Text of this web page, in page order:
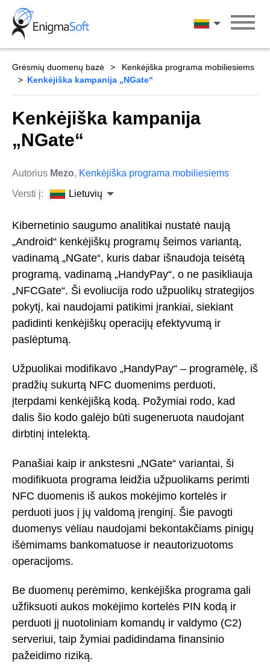
Skip
content
Lietuvių
Grėsmių duomenų bazė
Kenkėjiška programa mobiliesiems
Kenkėjiška kampanija „NGate“
Kenkėjiška kampanija
„NGate“
Autorius Mezo, Kenkėjiška programa mobiliesiems
Versti į:
Lietuvių
Kibernetinio saugumo analitikai nustatė naują
„Android“ kenkėjiškų programų šeimos variantą,
vadinamą „NGate“, kuris dabar išnaudoja teisėtą
programą, vadinamą „HandyPay“, o ne pasikliauja
„NFCGate“. Ši evoliucija rodo užpuolikų strategijos
pokytį, kai naudojami patikimi įrankiai, siekiant
padidinti kenkėjiškų operacijų efektyvumą ir
paslėptumą.
Užpuolikai modifikavo „HandyPay“ – programėlę, iš
pradžių sukurtą NFC duomenims perduoti,
įterpdami kenkėjišką kodą. Požymiai rodo, kad
dalis šio kodo galėjo būti sugeneruota naudojant
dirbtinį intelektą.
Panašiai kaip ir ankstesni „NGate“ variantai, ši
modifikuota programa leidžia užpuolikams perimti
NFC duomenis iš aukos mokėjimo kortelės ir
perduoti juos į jų valdomą įrenginį. Šie pavogti
duomenys vėliau naudojami bekontakčiams pinigų
išėmimams bankomatuose ir neautorizuotoms
operacijoms.
Be duomenų perėmimo, kenkėjiška programa gali
užfiksuoti aukos mokėjimo kortelės PIN kodą ir
perduoti jį nuotoliniam komandų ir valdymo (C2)
serveriui, taip žymiai padidindama finansinio
pažeidimo riziką.